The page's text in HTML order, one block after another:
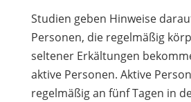
Studien geben Hinweise
Personen, die regelmäßig
seltener Erkältungen
aktive Personen. Aktive
regelmäßig an fünf Tagen in